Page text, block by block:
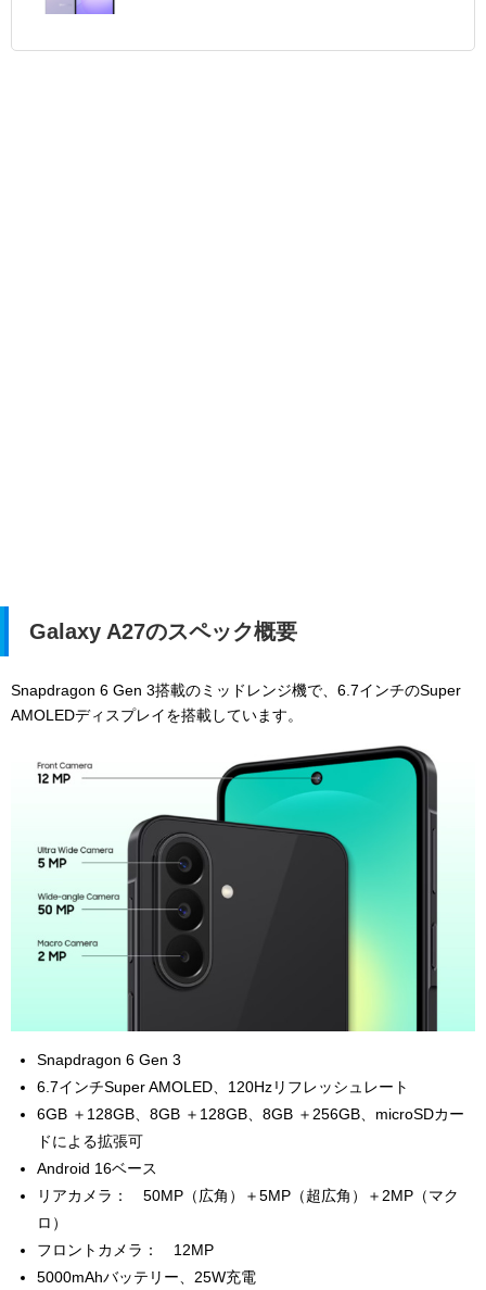
Galaxy A27のスペック概要
Snapdragon 6 Gen 3搭載のミッドレンジ機で、6.7インチのSuper
AMOLEDディスプレイを搭載しています。
Snapdragon 6 Gen 3
6.7インチSuper AMOLED、120Hzリフレッシュレート
6GB ＋128GB、8GB ＋128GB、8GB ＋256GB、 microSDカー
ドによる拡張可
Android 16ベース
リアカメラ： 50MP（広角）＋5MP（超広角）＋2MP（マク
ロ）
フロントカメラ： 12MP
5000mAhバッテリー、25W充電